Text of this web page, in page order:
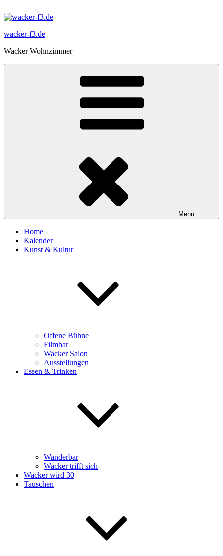
Inhalt
wacker-f3.de
Wacker Wohnzimmer
Menü
Home
Kalender
Kunst & Kultur
Offene Bühne
Filmbar
Wacker Salon
Ausstellungen
Essen & Trinken
Wanderbar
Wacker trifft sich
Wacker wird 30
Tauschen